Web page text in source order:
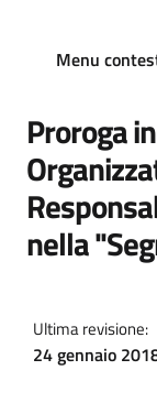
Menu
Proroga
nella
Ultima revisione:
24 gennaio